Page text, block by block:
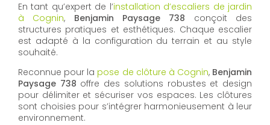
En tant qu’expert de l’installation d’escaliers de jardin
à Cognin, Benjamin Paysage 738 conçoit des
structures pratiques et esthétiques. Chaque escalier
est adapté à la configuration du terrain et au style
souhaité.
Reconnue pour la pose de clôture à Cognin, Benjamin
Paysage 738 offre des solutions robustes et design
pour délimiter et sécuriser vos espaces. Les clôtures
sont choisies pour s’intégrer harmonieusement à leur
environnement.